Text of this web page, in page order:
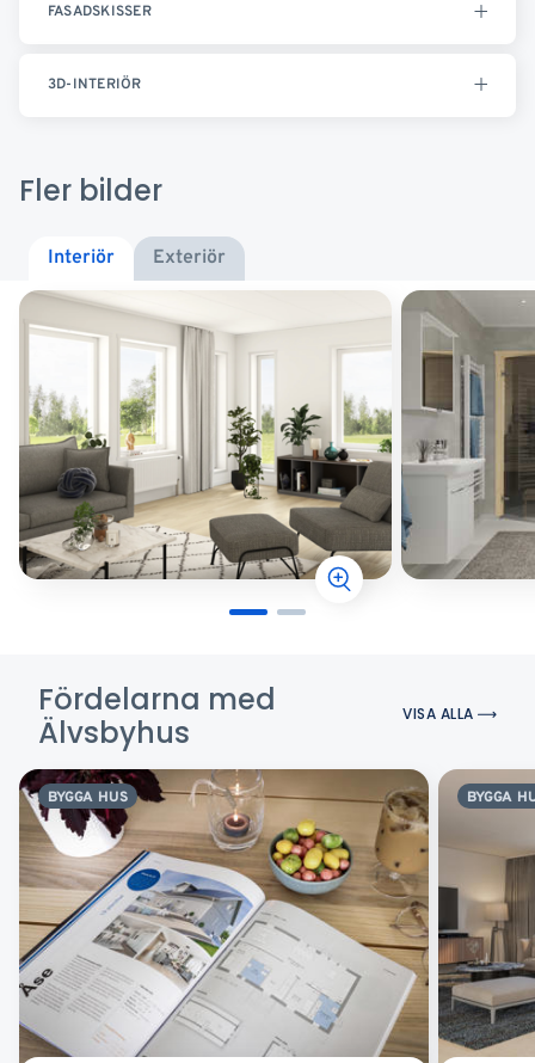
FASADSKISSER
3D-INTERIÖR
Fler bilder
Interiör Exteriör
Fördelarna med
Älvsbyhus
VISA ALLA
BYGGA HUS BYGGA